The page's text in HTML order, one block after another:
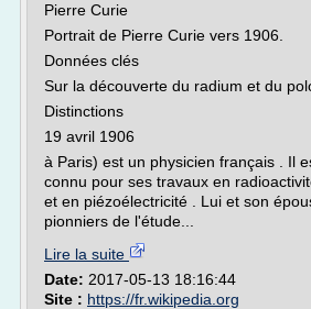
Pierre Curie
Portrait de Pierre Curie vers 1906.
Données clés
Sur la découverte du radium et du
Distinctions
19 avril 1906
à Paris) est un physicien français . Il
connu pour ses travaux en
et en piézoélectricité . Lui et son
pionniers de l'étude...
Lire la suite
Date: 2017-05-13 18:16:44
Site : https://fr.wikipedia.org